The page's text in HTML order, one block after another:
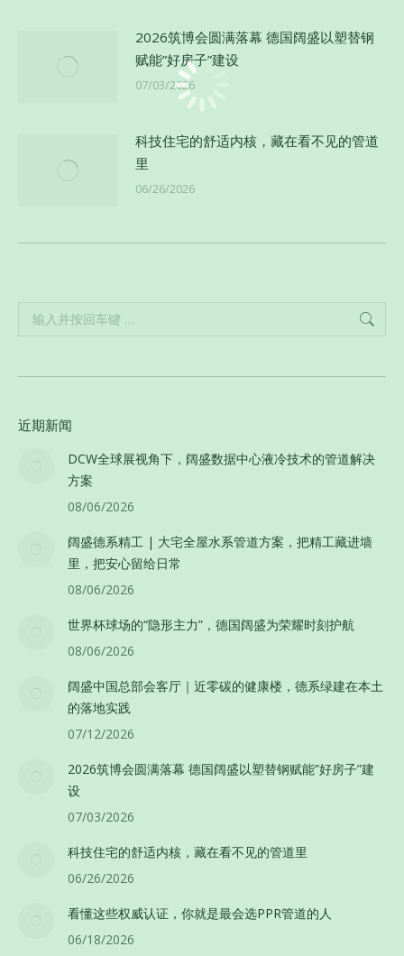
2026筑博会圆满落幕 德国阔盛以塑替钢
赋能”好房子”建设
07/03/2026
科技住宅的舒适内核，藏在看不见的管道
里
06/26/2026
Search:
近期新闻
DCW全球展视角下，阔盛数据中心液冷技术的管道解决
方案
08/06/2026
阔盛德系精工 | 大宅全屋水系管道方案，把精工藏进墙
里，把安心留给日常
08/06/2026
世界杯球场的“隐形主力”，德国阔盛为荣耀时刻护航
08/06/2026
阔盛中国总部会客厅｜近零碳的健康楼，德系绿建在本土
的落地实践
07/12/2026
2026筑博会圆满落幕 德国阔盛以塑替钢赋能”好房子”建
设
07/03/2026
科技住宅的舒适内核，藏在看不见的管道里
06/26/2026
看懂这些权威认证，你就是最会选PPR管道的人
06/18/2026